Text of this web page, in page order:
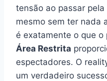
tensão ao passar
mesmo sem ter nada
é exatamente o que o
Área Restrita
espectadores. O
um verdadeiro